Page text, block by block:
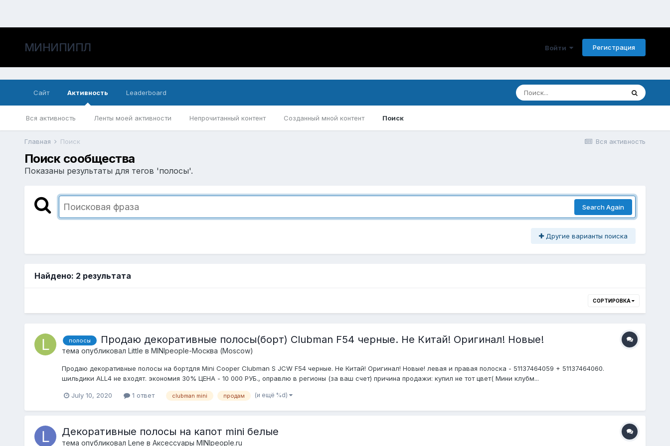
МИНИПИПЛ Войти Регистрация
Сайт Активность
Вся активность Ленты моей активности Непрочитанный контент Созданный мной контент Поиск
Leaderboard
Вся активность
Главная Поиск
Поиск сообщества
Показаны результаты для тегов 'полосы'.
Search Again
Другие варианты поиска
Найдено: 2 результата
СОРТИРОВКА
полосы Продаю декоративные полосы(борт) Clubman F54 черные. Не Китай! Оригинал! Новые!
тема опубликовал Little в MINIpeople-Москва (Moscow)
Продаю декоративные полосы на бортдля Mini Cooper Clubman S JCW F54 черные. Не Китай! Оригинал! Новые! левая и правая полоска - 51137464059 + 51137464060.
шильдики ALL4 не входят. экономия 30% ЦЕНА - 10 000 РУБ., оправлю в регионы (за ваш счет) причина продажи: купил не тот цвет( Мини клубм...
July 10, 2020 1 ответ clubman mini продам (и ещё %d)
Декоративные полосы на капот mini белые
тема опубликовал Lene в Аксессуары MINIpeople.ru